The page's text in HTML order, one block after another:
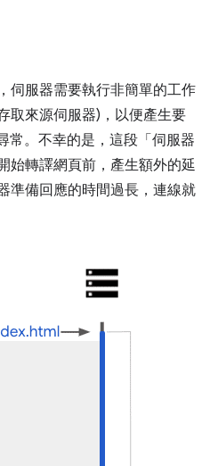
伺服器需要執行非簡單的工作
取來源伺服器)，以便產生要
常。不幸的是，這段「伺服器
始轉譯網頁前，產生額外的延
準備回應的時間過長，連線就